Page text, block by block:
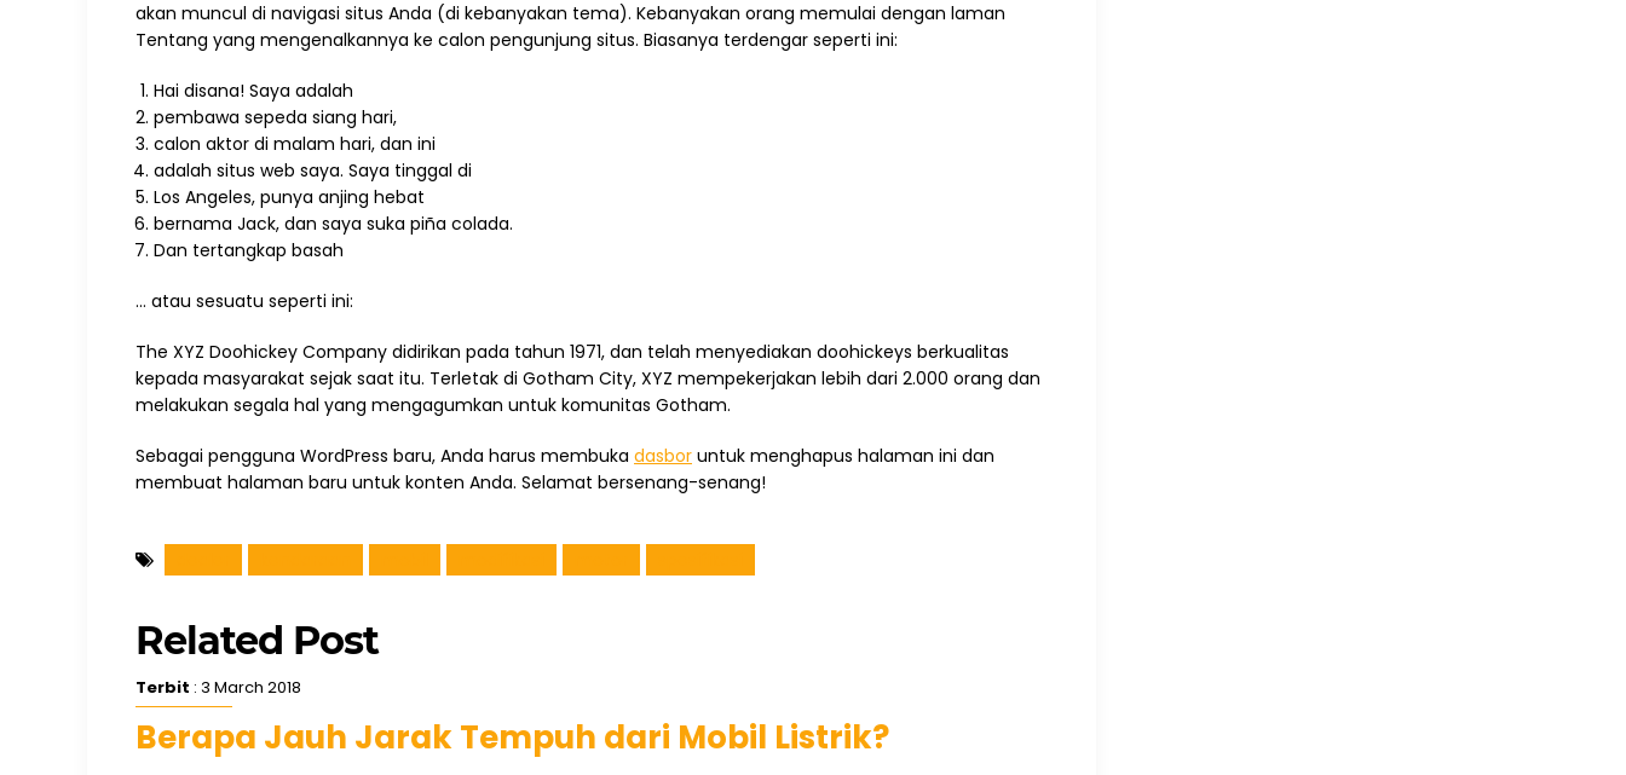
akan muncul di navigasi situs Anda (di kebanyakan tema). Kebanyakan orang memulai dengan laman
Tentang yang mengenalkannya ke calon pengunjung situs. Biasanya terdengar seperti ini:
Hai disana! Saya adalah
pembawa sepeda siang hari,
calon aktor di malam hari, dan ini
adalah situs web saya. Saya tinggal di
Los Angeles, punya anjing hebat
bernama Jack, dan saya suka piña colada.
Dan tertangkap basah
… atau sesuatu seperti ini:
The XYZ Doohickey Company didirikan pada tahun 1971, dan telah menyediakan doohickeys berkualitas
kepada masyarakat sejak saat itu. Terletak di Gotham City, XYZ mempekerjakan lebih dari 2.000 orang dan
melakukan segala hal yang mengagumkan untuk komunitas Gotham.
Sebagai pengguna WordPress baru, Anda harus membuka dasbor untuk menghapus halaman ini dan
membuat halaman baru untuk konten Anda. Selamat bersenang-senang!
Related Post
Terbit : 3 March 2018
Berapa Jauh Jarak Tempuh dari Mobil Listrik?